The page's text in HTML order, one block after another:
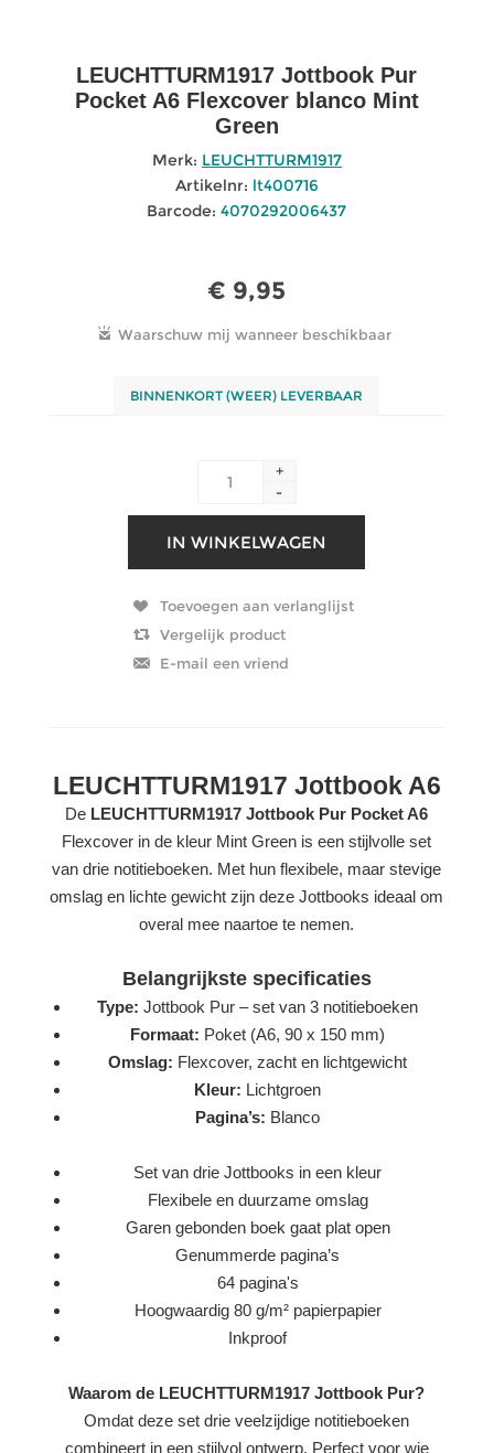
LEUCHTTURM1917 Jottbook Pur
Pocket A6 Flexcover blanco Mint
Green
Merk: LEUCHTTURM1917
Artikelnr: lt400716
Barcode: 4070292006437
€ 9,95
BINNENKORT (WEER) LEVERBAAR
+
-
LEUCHTTURM1917 Jottbook A6
De LEUCHTTURM1917 Jottbook Pur Pocket A6
Flexcover in de kleur Mint Green is een stijlvolle set
van drie notitieboeken. Met hun flexibele, maar stevige
omslag en lichte gewicht zijn deze Jottbooks ideaal om
overal mee naartoe te nemen.
Belangrijkste specificaties
Type: Jottbook Pur – set van 3 notitieboeken
Formaat: Poket (A6, 90 x 150 mm)
Omslag: Flexcover, zacht en lichtgewicht
Kleur: Lichtgroen
Pagina’s: Blanco
Set van drie Jottbooks in een kleur
Flexibele en duurzame omslag
Garen gebonden boek gaat plat open
Genummerde pagina’s
64 pagina's
Hoogwaardig 80 g/m² papierpapier
Inkproof
Waarom de LEUCHTTURM1917 Jottbook Pur?
Omdat deze set drie veelzijdige notitieboeken
combineert in een stijlvol ontwerp. Perfect voor wie